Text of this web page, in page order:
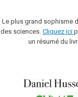
Le plus grand sophisme
des sciences. Cliquez ici
un résumé du